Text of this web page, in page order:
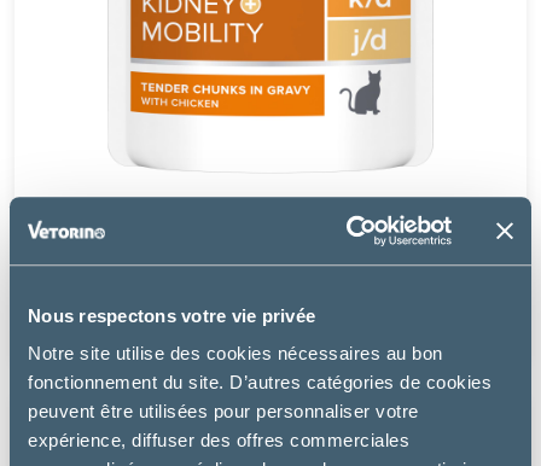
Nous respectons votre vie privée
Notre site utilise des cookies nécessaires au bon
fonctionnement du site. D’autres catégories de cookies
peuvent être utilisées pour personnaliser votre
expérience, diffuser des offres commerciales
CHAT K/D KIDNEY + J/D MOBILITY AU POULET EN
20.69 €